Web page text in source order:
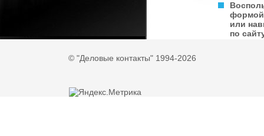
формой
или
по
© "Деловые контакты" 1994-2026